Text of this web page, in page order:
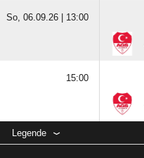
So, 06.09.26 | 13:00
15:00
Legende